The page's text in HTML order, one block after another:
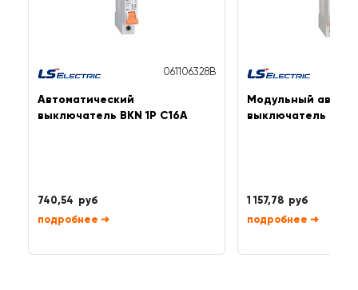
061106328B
Автоматический
выключатель BKN 1P C16A
740,54 руб
➜
Модульный
выключатель BKN
1 157,78 руб
➜